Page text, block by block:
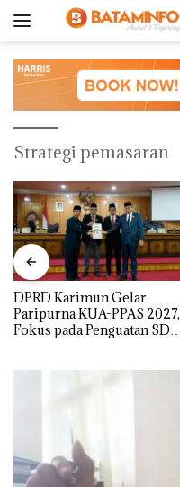
Strategi pemasaran
DPRD Karimun Gelar
Paripurna KUA-PPAS 2027,
Fokus pada Penguatan SDM,